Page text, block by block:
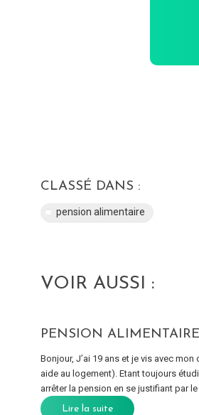
CLASSÉ DANS :
pension alimentaire
VOIR AUSSI :
PENSION
Bonjour, J’ai 19 ans et je vis avec
aide au logement). Etant toujours
arrêter la pension en se justifiant par le
Lire la suite